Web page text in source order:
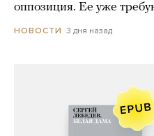
оппозиция. Ее уже
НОВОСТИ 3 дня назад